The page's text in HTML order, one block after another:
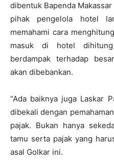
dibentuk Bapenda
pihak pengelola hotel
memahami cara
masuk di hotel
berdampak terhadap
akan dibebankan.
“Ada baiknya juga Laskar
dibekali dengan
pajak. Bukan hanya
tamu serta pajak yang
asal Golkar ini.